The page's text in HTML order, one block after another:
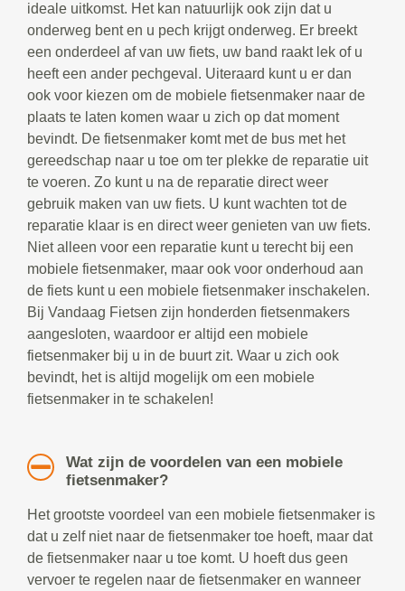
ideale uitkomst. Het kan natuurlijk ook zijn dat u
onderweg bent en u pech krijgt onderweg. Er breekt
een onderdeel af van uw fiets, uw band raakt lek of u
heeft een ander pechgeval. Uiteraard kunt u er dan
ook voor kiezen om de mobiele fietsenmaker naar de
plaats te laten komen waar u zich op dat moment
bevindt. De fietsenmaker komt met de bus met het
gereedschap naar u toe om ter plekke de reparatie uit
te voeren. Zo kunt u na de reparatie direct weer
gebruik maken van uw fiets. U kunt wachten tot de
reparatie klaar is en direct weer genieten van uw fiets.
Niet alleen voor een reparatie kunt u terecht bij een
mobiele fietsenmaker, maar ook voor onderhoud aan
de fiets kunt u een mobiele fietsenmaker inschakelen.
Bij Vandaag Fietsen zijn honderden fietsenmakers
aangesloten, waardoor er altijd een mobiele
fietsenmaker bij u in de buurt zit. Waar u zich ook
bevindt, het is altijd mogelijk om een mobiele
fietsenmaker in te schakelen!
Wat zijn de voordelen van een mobiele
fietsenmaker?
Het grootste voordeel van een mobiele fietsenmaker is
dat u zelf niet naar de fietsenmaker toe hoeft, maar dat
de fietsenmaker naar u toe komt. U hoeft dus geen
vervoer te regelen naar de fietsenmaker en wanneer